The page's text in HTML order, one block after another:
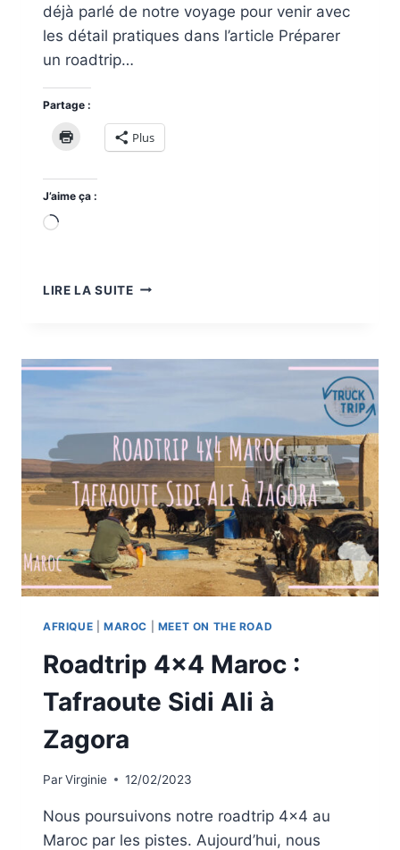
déjà parlé de notre voyage pour venir avec
les détail pratiques dans l’article Préparer
un roadtrip…
Partage :
Plus
J’aime ça :
Chargement…
LIRE LA SUITEROADTRIP
AU
AFRIQUE MAROC MEET ON THE ROAD
Roadtrip 4×4 Maroc :
Tafraoute Sidi Ali à
Zagora
ParVirginie 12/02/2023
Nous poursuivons notre roadtrip 4×4 au
Maroc par les pistes. Aujourd’hui, nous